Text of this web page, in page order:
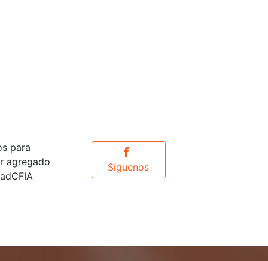
para
agregado
Síguenos